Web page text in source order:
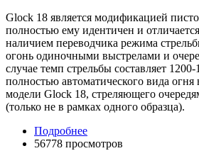
Glock 18 является модификацией
полностью ему идентичен и
наличием переводчика режима
огонь одиночными выстрелами и
случае темп стрельбы составляет
полностью автоматического вида
модели Glock 18, стреляющего
(только не в рамках одного образца).
Подробнее
56778 просмотров